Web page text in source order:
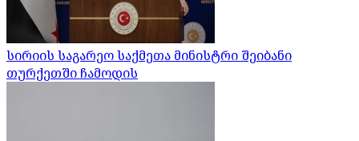
სირიის საგარეო საქმეთა მინისტრი შეიბანი
თურქეთში ჩამოდის